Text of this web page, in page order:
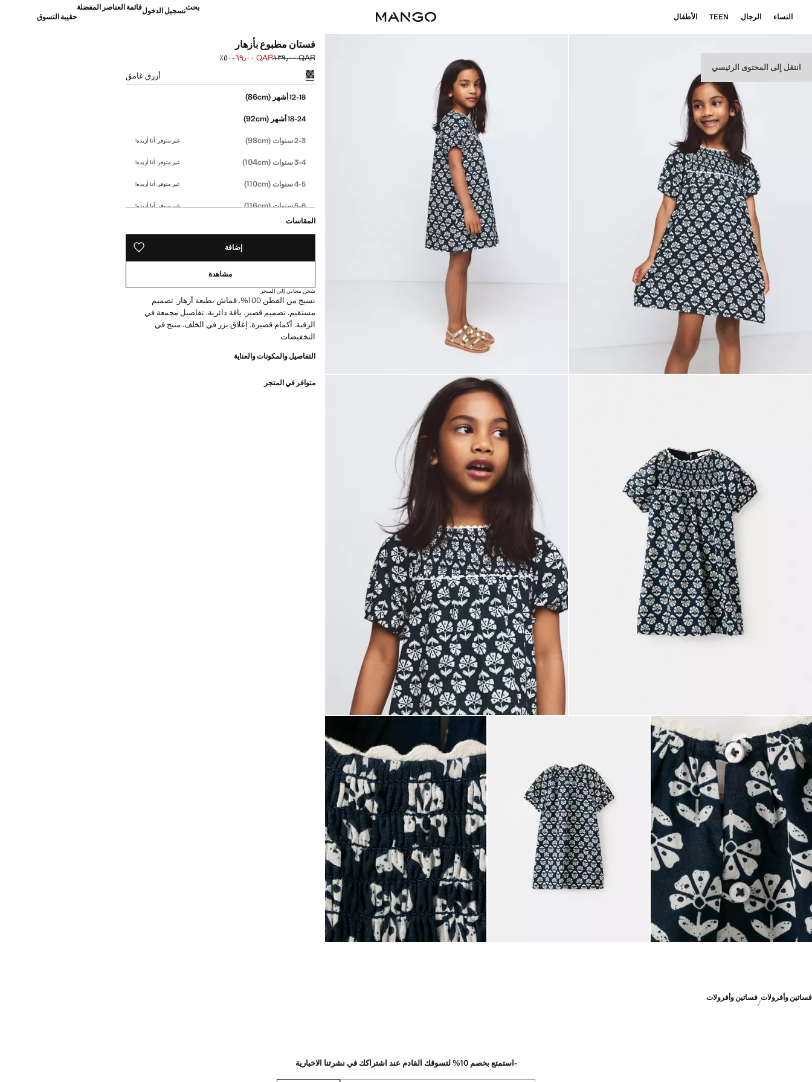
انتقل إلى المحتوى الرئيسي
النساء الرجال TEEN الأطفال
بحثتسجيل الدخولقائمة العناصر المفضلة
حقيبة التسوق
فستان مطبوع بأزهار
السعر الأول محذوف [QAR ١٣٩٫٠٠ ]
QAR ١٣٩٫٠٠
السعر الحالي [QAR ٦٩٫٠٠ ]QAR ٦٩٫٠٠
؜-٥٠٪؜
حدد اللون
أزرق غامق
إختر مقاسك
12-18 أشهر (86cm)
18-24 أشهر (92cm)
2-3 سنوات (98cm) غير متوفر. أنا أريده!
3-4 سنوات (104cm) غير متوفر. أنا أريده!
4-5 سنوات (110cm) غير متوفر. أنا أريده!
5-6 سنوات (116cm) غير متوفر. أنا أريده!
المقاسات
إضافة حفظه في قائمة منتجاتك المفضلة
مشاهدة
شحن مجاني إلى المتجر
نسيج من القطن 100%. قماش بطبعة أزهار. تصميم
مستقيم. تصميم قصير. ياقة دائرية. تفاصيل مجمعة في
الرقبة. أكمام قصيرة. إغلاق بزر في الخلف. منتج في
التخفيضات
التفاصيل والمكونات والعناية
متوافر في المتجر
فساتين وأفرولات فساتين وأفرولات
-استمتع بخصم 10% لتسوقك القادم عند اشتراكك في نشرتنا الاخبارية